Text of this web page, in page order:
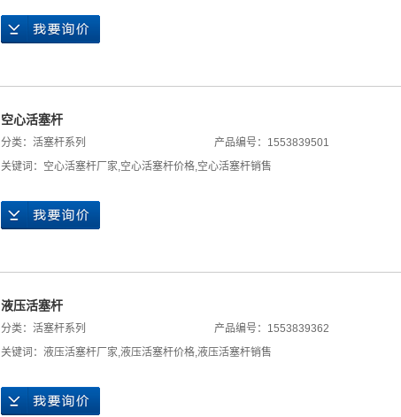
空心活塞杆
分类： 活塞杆系列 产品编号：1553839501
关键词： 空心活塞杆厂家,空心活塞杆价格,空心活塞杆销售
液压活塞杆
分类： 活塞杆系列 产品编号：1553839362
关键词： 液压活塞杆厂家,液压活塞杆价格,液压活塞杆销售